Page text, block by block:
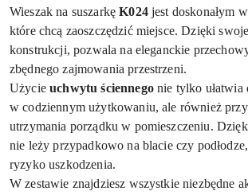
Wieszak na suszarkęK024jest doskonałym
które chcą zaoszczędzić miejsce. Dzięki
konstrukcji, pozwala na eleganckie
zbędnego zajmowania przestrzeni.
Użycieuchwytu ściennegonie tylko ułatwia
w codziennym użytkowaniu, ale również
utrzymania porządku w pomieszczeniu.
nie leży przypadkowo na blacie czy
ryzyko uszkodzenia.
W zestawie znajdziesz wszystkie niezbędne